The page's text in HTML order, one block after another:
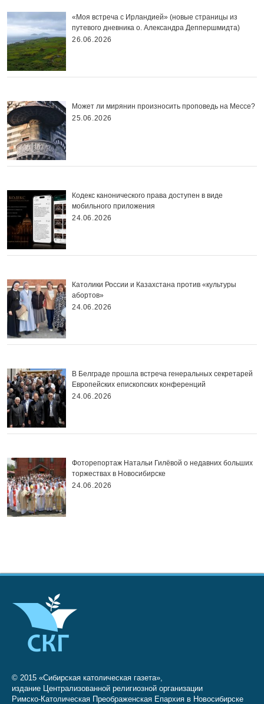
«Моя встреча с Ирландией» (новые страницы из
путевого дневника о. Александра Деппершмидта)
26.06.2026
Может ли мирянин произносить проповедь на Мессе?
25.06.2026
Кодекс канонического права доступен в виде
мобильного приложения
24.06.2026
Католики России и Казахстана против «культуры
абортов»
24.06.2026
В Белграде прошла встреча генеральных секретарей
Европейских епископских конференций
24.06.2026
Фоторепортаж Натальи Гилёвой о недавних больших
торжествах в Новосибирске
24.06.2026
© 2015 «Сибирская католическая газета»,
издание Централизованной религиозной организации
Римско-Католическая Преображенская Епархия в Новосибирске